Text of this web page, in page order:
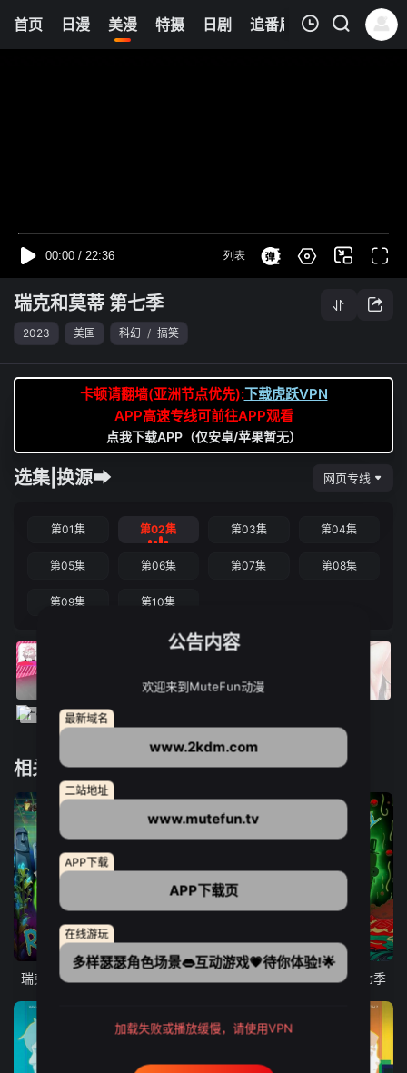
首页 日漫 美漫 特摄 日剧 追番周表 今日更新
6
瑞克和莫蒂 第七季
2023 美国 科幻 / 搞笑
卡顿请翻墙(亚洲节点优先):下载虎跃VPN
APP高速专线可前往APP观看
点我下载APP（仅安卓/苹果暂无）
选集|换源➡ 网页专线
第01集 第02集 第03集 第04集
第05集 第06集 第07集 第08集
第09集 第10集
相关推荐
10集全
瑞克和莫蒂 第八季
9集全 10集全
瑞克和莫蒂 第七季
公告内容
欢迎来到MuteFun动漫
最新域名
www.2kdm.com
二站地址
www.mutefun.tv
APP下载
APP下载页
在线游玩
多样瑟瑟角色场景👄互动游戏💗待你体验!🌟
加载失败或播放缓慢，请使用VPN